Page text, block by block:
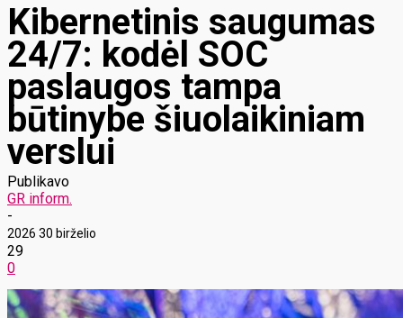
Kibernetinis saugumas
24/7: kodėl SOC
paslaugos tampa
būtinybe šiuolaikiniam
verslui
Publikavo
GR inform.
-
2026 30 birželio
29
0